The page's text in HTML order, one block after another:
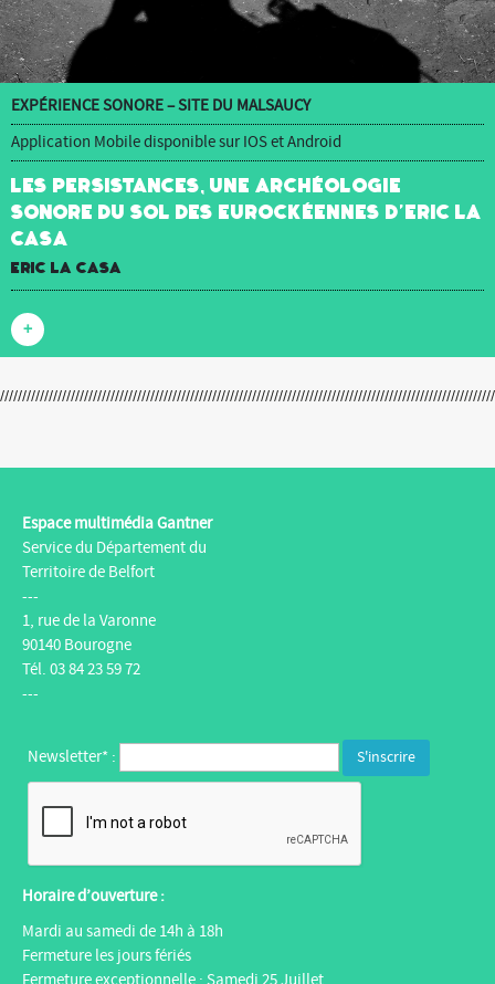
EXPÉRIENCE SONORE – SITE DU MALSAUCY
Application Mobile disponible sur IOS et Android
Les Persistances, une archéologie
sonore du sol des Eurockéennes d’Eric La
Casa
Eric La Casa
+
Espace multimédia Gantner
Service du Département du
Territoire de Belfort
---
1, rue de la Varonne
90140 Bourogne
Tél. 03 84 23 59 72
---
Newsletter* :
Horaire d’ouverture :
Mardi au samedi de 14h à 18h
Fermeture les jours fériés